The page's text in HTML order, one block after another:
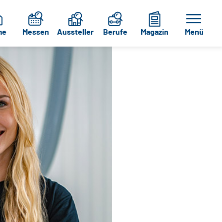
Messen Aussteller Berufe Magazin Menü